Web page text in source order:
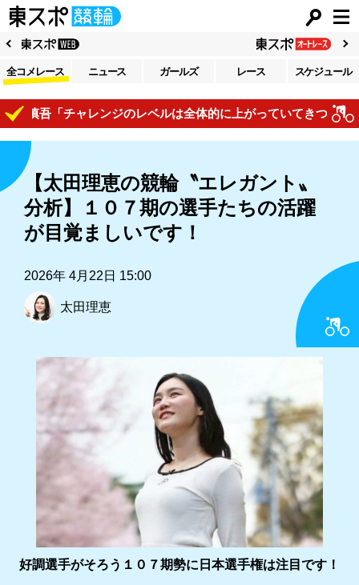
全コメレース ニュース ガールズ レース スケジュール
「チャレンジのレベルは全体的に上がっていてきついですね」
【太田理恵の競輪〝エレガント〟
分析】１０７期の選手たちの活躍
が目覚ましいです！
2026年 4月22日 15:00
太田理恵
好調選手がそろう１０７期勢に日本選手権は注目です！